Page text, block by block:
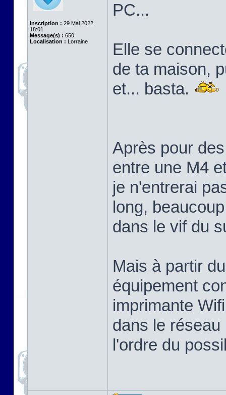
Inscription : 29 Mai 2022,
18:01
Message(s) : 650
Localisation : Lorraine
PC...
Elle se
de ta maison,
et... basta.
Après pour
entre une M4
je n'entrerai
long,
dans le vif du
Mais à partir
équipement
imprimante
dans le
l'ordre du